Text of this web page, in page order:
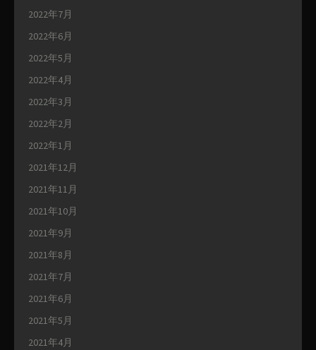
2022年7月
2022年6月
2022年5月
2022年4月
2022年3月
2022年2月
2022年1月
2021年12月
2021年11月
2021年10月
2021年9月
2021年8月
2021年7月
2021年6月
2021年5月
2021年4月